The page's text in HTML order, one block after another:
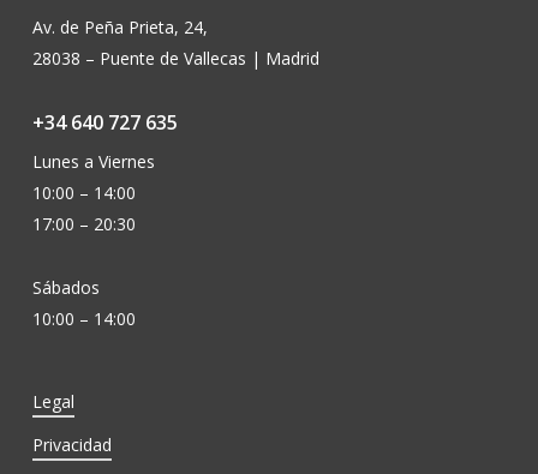
Av. de Peña Prieta, 24,
28038 – Puente de Vallecas | Madrid
+34 640 727 635
Lunes a Viernes
10:00 – 14:00
17:00 – 20:30
Sábados
10:00 – 14:00
Legal
Privacidad